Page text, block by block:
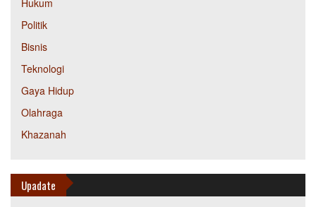
Hukum
Politik
Bisnis
Teknologi
Gaya Hidup
Olahraga
Khazanah
Upadate